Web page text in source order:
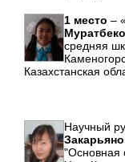
1 место –
средняя
Казахстанская
Научный
"Основная